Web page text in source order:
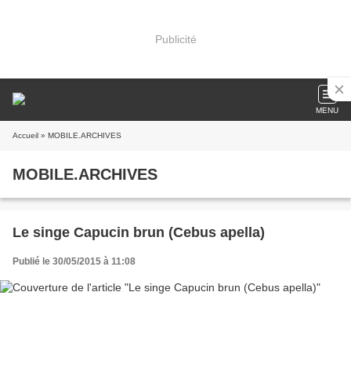
Publicité
MENU
Accueil » MOBILE.ARCHIVES
MOBILE.ARCHIVES
Le singe Capucin brun (Cebus apella)
Publié le 30/05/2015 à 11:08